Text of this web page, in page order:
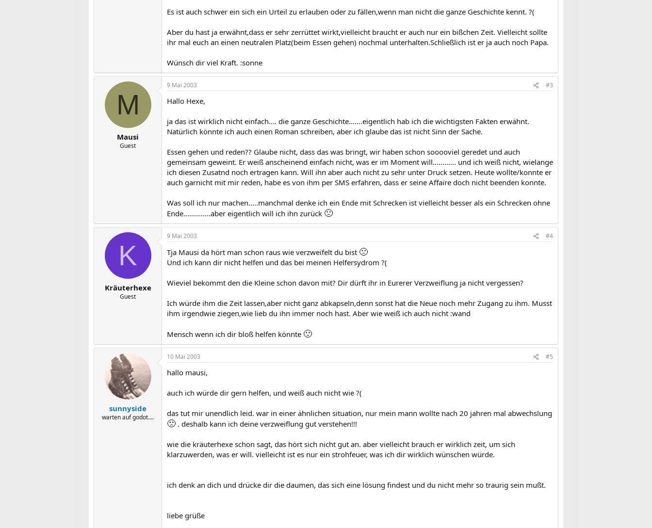
Es ist auch schwer ein sich ein Urteil zu erlauben oder zu fällen,wenn man nicht die ganze Geschichte kennt. ?(
Aber du hast ja erwähnt,dass er sehr zerrüttet wirkt,vielleicht braucht er auch nur ein bißchen Zeit. Vielleicht sollte
ihr mal euch an einen neutralen Platz(beim Essen gehen) nochmal unterhalten.Schließlich ist er ja auch noch Papa.
Wünsch dir viel Kraft. :sonne
M
Mausi
Guest
9 Mai 2003 #3
Hallo Hexe,
ja das ist wirklich nicht einfach.... die ganze Geschichte.......eigentlich hab ich die wichtigsten Fakten erwähnt.
Natürlich könnte ich auch einen Roman schreiben, aber ich glaube das ist nicht Sinn der Sache.
Essen gehen und reden?? Glaube nicht, dass das was bringt, wir haben schon sooooviel geredet und auch
gemeinsam geweint. Er weiß anscheinend einfach nicht, was er im Moment will............ und ich weiß nicht, wielange
ich diesen Zusatnd noch ertragen kann. Will ihn aber auch nicht zu sehr unter Druck setzen. Heute wollte/konnte er
auch garnicht mit mir reden, habe es von ihm per SMS erfahren, dass er seine Affaire doch nicht beenden konnte.
Was soll ich nur machen.....manchmal denke ich ein Ende mit Schrecken ist vielleicht besser als ein Schrecken ohne
Ende..............aber eigentlich will ich ihn zurück 🙁
K
Kräuterhexe
Guest
9 Mai 2003 #4
Tja Mausi da hört man schon raus wie verzweifelt du bist 🙁
Und ich kann dir nicht helfen und das bei meinen Helfersydrom ?(
Wieviel bekommt den die Kleine schon davon mit? Dir dürft ihr in Eurerer Verzweiflung ja nicht vergessen?
Ich würde ihm die Zeit lassen,aber nicht ganz abkapseln,denn sonst hat die Neue noch mehr Zugang zu ihm. Musst
ihm irgendwie ziegen,wie lieb du ihn immer noch hast. Aber wie weiß ich auch nicht :wand
Mensch wenn ich dir bloß helfen könnte 🙁
sunnyside
warten auf godot....
10 Mai 2003 #5
hallo mausi,
auch ich würde dir gern helfen, und weiß auch nicht wie ?(
das tut mir unendlich leid. war in einer ähnlichen situation, nur mein mann wollte nach 20 jahren mal abwechslung
🙁 . deshalb kann ich deine verzweiflung gut verstehen!!!
wie die kräuterhexe schon sagt, das hört sich nicht gut an. aber vielleicht brauch er wirklich zeit, um sich
klarzuwerden, was er will. vielleicht ist es nur ein strohfeuer, was ich dir wirklich wünschen würde.
ich denk an dich und drücke dir die daumen, das sich eine lösung findest und du nicht mehr so traurig sein mußt.
liebe grüße